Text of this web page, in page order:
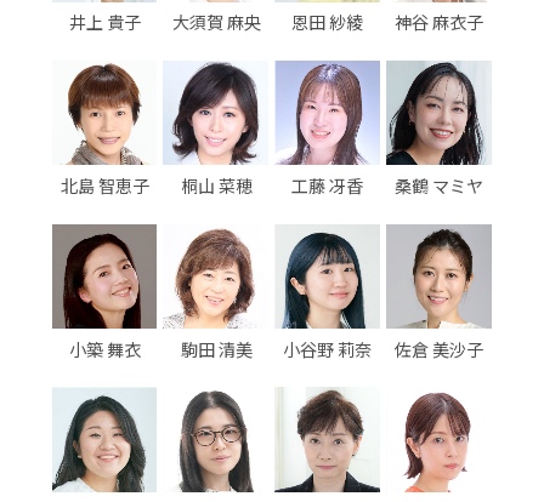
井上 貴子 大須賀 麻央 恩田 紗綾 神谷 麻衣子
北島 智恵子 桐山 菜穂 工藤 冴香 桑鶴 マミヤ
小築 舞衣 駒田 清美 小谷野 莉奈 佐倉 美沙子